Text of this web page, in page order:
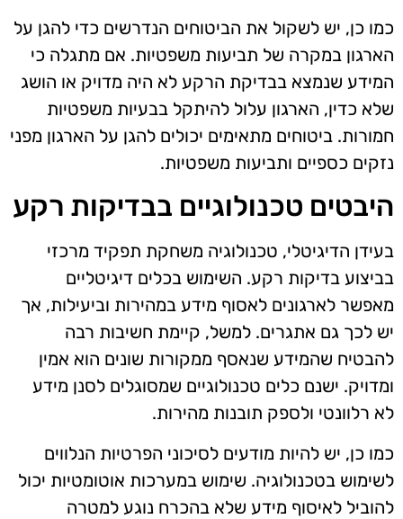
כמו כן, יש לשקול את הביטוחים הנדרשים כדי להגן על
הארגון במקרה של תביעות משפטיות. אם מתגלה כי
המידע שנמצא בבדיקת הרקע לא היה מדויק או הושג
שלא כדין, הארגון עלול להיתקל בבעיות משפטיות
חמורות. ביטוחים מתאימים יכולים להגן על הארגון מפני
נזקים כספיים ותביעות משפטיות.
היבטים טכנולוגיים בבדיקות רקע
בעידן הדיגיטלי, טכנולוגיה משחקת תפקיד מרכזי
בביצוע בדיקות רקע. השימוש בכלים דיגיטליים
מאפשר לארגונים לאסוף מידע במהירות וביעילות, אך
יש לכך גם אתגרים. למשל, קיימת חשיבות רבה
להבטיח שהמידע שנאסף ממקורות שונים הוא אמין
ומדויק. ישנם כלים טכנולוגיים שמסוגלים לסנן מידע
לא רלוונטי ולספק תובנות מהירות.
כמו כן, יש להיות מודעים לסיכוני הפרטיות הנלווים
לשימוש בטכנולוגיה. שימוש במערכות אוטומטיות יכול
להוביל לאיסוף מידע שלא בהכרח נוגע למטרה